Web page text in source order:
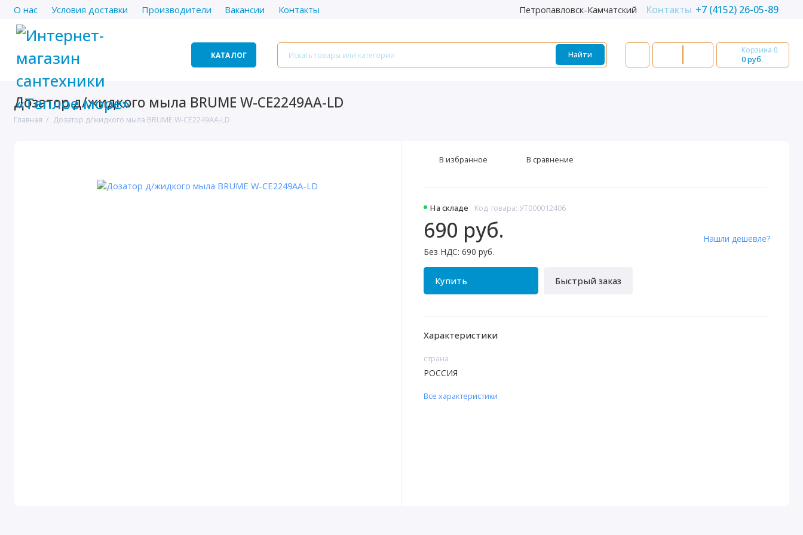
О нас Условия доставки Производители Вакансии Контакты Петропавловск-Камчатский Контакты +7 (4152) 26-05-89
КАТАЛОГ Найти Корзина 0
0 руб.
Дозатор д/жидкого мыла BRUME W-CE2249AA-LD
Главная Дозатор д/жидкого мыла BRUME W-CE2249AA-LD
На складе Код товара: УТ000012406
690 руб.
Без НДС: 690 руб.
Купить Быстрый заказ
Нашли дешевле?
В избранное В сравнение
Характеристики
страна
РОССИЯ
Все характеристики